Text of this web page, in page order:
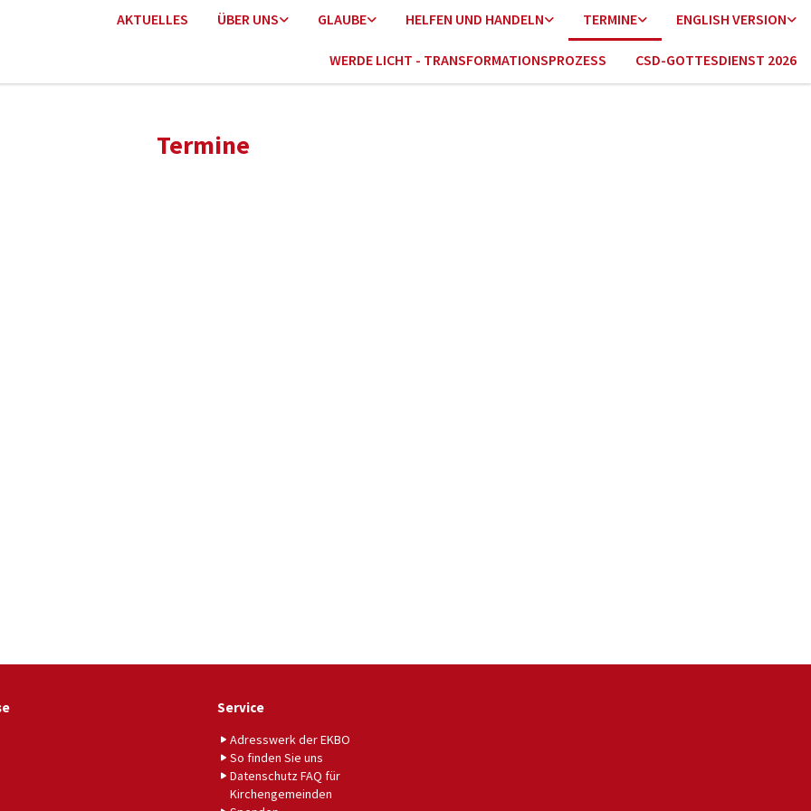
AKTUELLES ÜBER UNS GLAUBE HELFEN UND HANDELN TERMINE ENGLISH VERSION
WERDE LICHT - TRANSFORMATIONSPROZESS CSD-GOTTESDIENST 2026
Termine
Service
Adresswerk der EKBO
So finden Sie uns
Datenschutz FAQ für
Kirchengemeinden